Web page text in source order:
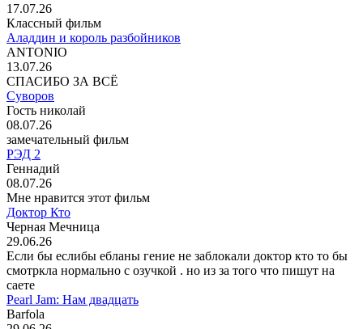
17.07.26
Классный фильм
Аладдин и король разбойников
ANTONIO
13.07.26
СПАСИБО ЗА ВСЁ
Суворов
Гость николай
08.07.26
замечательный фильм
РЭД 2
Геннадий
08.07.26
Мне нравится этот фильм
Доктор Кто
Черная Мечница
29.06.26
Если бы еслибы ебланы гение не заблокали доктор кто то бы
смотркла нормально с озучкой . но из за того что пишут на
саете
Pearl Jam: Нам двадцать
Barfola